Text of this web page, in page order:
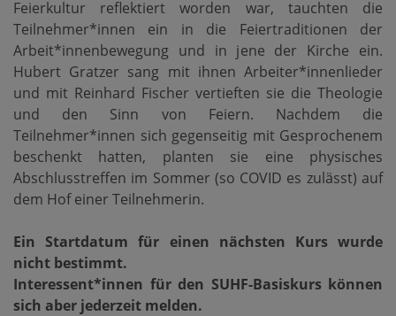
Feierkultur reflektiert worden war, tauchten die
Teilnehmer*innen ein in die Feiertraditionen der
Arbeit*innenbewegung und in jene der Kirche ein.
Hubert Gratzer sang mit ihnen Arbeiter*innenlieder
und mit Reinhard Fischer vertieften sie die Theologie
und den Sinn von Feiern. Nachdem die
Teilnehmer*innen sich gegenseitig mit Gesprochenem
beschenkt hatten, planten sie eine physisches
Abschlusstreffen im Sommer (so COVID es zulässt) auf
dem Hof einer Teilnehmerin.
Ein Startdatum für einen nächsten Kurs wurde
nicht bestimmt.
Interessent*innen für den SUHF-Basiskurs können
sich aber jederzeit melden.